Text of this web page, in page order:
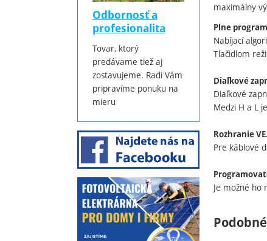
maximálny
Plne
Nabíjací
Tlačidlom
Diaľkové
Diaľkové
Medzi H a L
Rozhranie
Pre káblové
Je možné
Odbornosť a
profesionalita
Tovar, ktorý
predávame tiež aj
zostavujeme. Radi Vám
pripravíme ponuku na
mieru